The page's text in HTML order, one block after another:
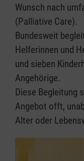
Wunsch nach
(Palliative Care).
Bundesweit
Helferinnen und
und sieben
Angehörige.
Diese Begleitung
Angebot offt,
Alter oder